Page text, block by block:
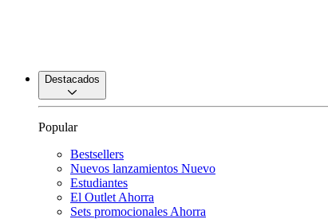
Destacados
Popular
Bestsellers
Nuevos lanzamientos Nuevo
Estudiantes
El Outlet Ahorra
Sets promocionales Ahorra